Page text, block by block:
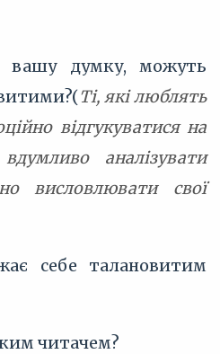
вашу думку, можуть
Ті, які люблять
відгукуватися на
аналізувати
висловлювати свої
себе талановитим
читачем?